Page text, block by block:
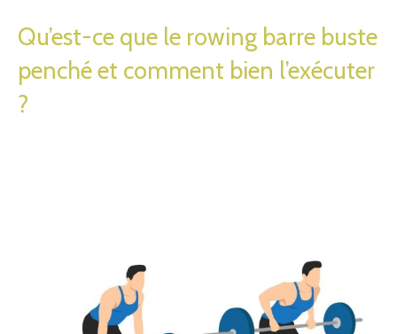
Qu’est-ce que le rowing barre buste
penché et comment bien l’exécuter
?